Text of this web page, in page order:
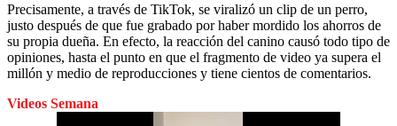
Precisamente, a través de TikTok, se viralizó un clip de un perro,
justo después de que fue grabado por haber mordido los ahorros de
su propia dueña. En efecto, la reacción del canino causó todo tipo de
opiniones, hasta el punto en que el fragmento de video ya supera el
millón y medio de reproducciones y tiene cientos de comentarios.
Videos Semana